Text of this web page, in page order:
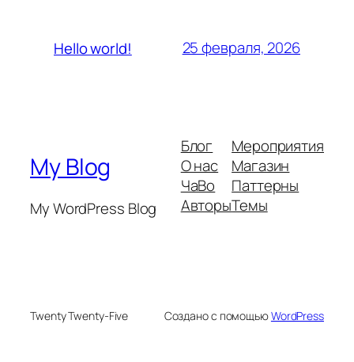
Hello world! 25 февраля, 2026
My Blog
My WordPress Blog
Блог
О нас
ЧаВо
Авторы
Мероприятия
Магазин
Паттерны
Темы
Twenty Twenty-Five Создано с помощьюWordPress